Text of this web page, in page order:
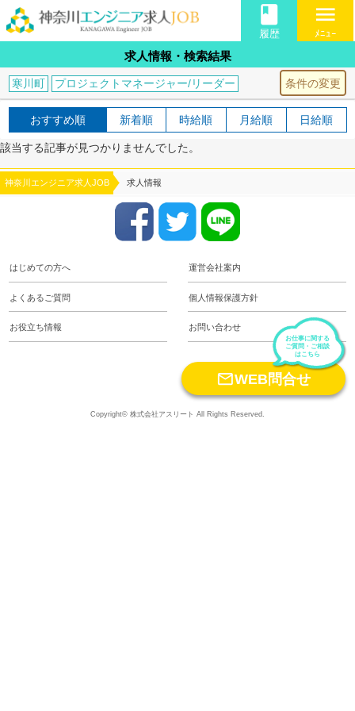
book
履歴
menu
ﾒﾆｭｰ
求人情報・検索結果
条件の変更
寒川町 プロジェクトマネージャー/リーダー
おすすめ順 新着順 時給順 月給順 日給順
該当する記事が見つかりませんでした。
神奈川エンジニア求人JOB 求人情報
はじめての方へ 運営会社案内
よくあるご質問 個人情報保護方針
お役立ち情報 お問い合わせ
お仕事に関する
ご質問・ご相談
はこちら
WEB問合せ
Copyright© 株式会社アスリート All Rights Reserved.